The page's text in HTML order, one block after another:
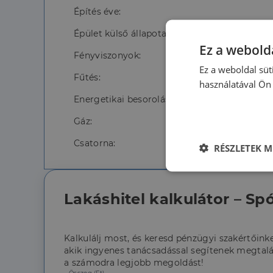
Építés éve:
Épület külső állapota:
Fényviszonyok:
Fűtés:
Energetikai besorolás:
Gáz:
Csatorna:
Lakáshitel kalkulátor –
Kalkulálj most, és keresd pénzügyi
akik ingyenes tanácsadással segítenek
a számodra legjobb megoldást!
Ez a
Ez a weboldal
használatával
RÉSZLETEK